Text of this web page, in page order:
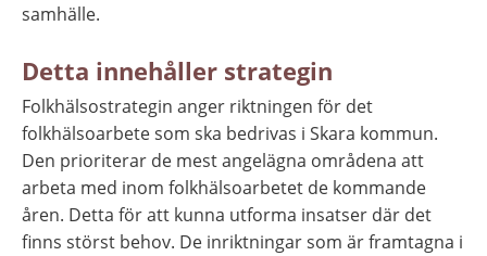
samhälle.
Detta innehåller strategin
Folkhälsostrategin anger riktningen för det
folkhälsoarbete som ska bedrivas i Skara kommun.
Den prioriterar de mest angelägna områdena att
arbeta med inom folkhälsoarbetet de kommande
åren. Detta för att kunna utforma insatser där det
finns störst behov. De inriktningar som är framtagna i